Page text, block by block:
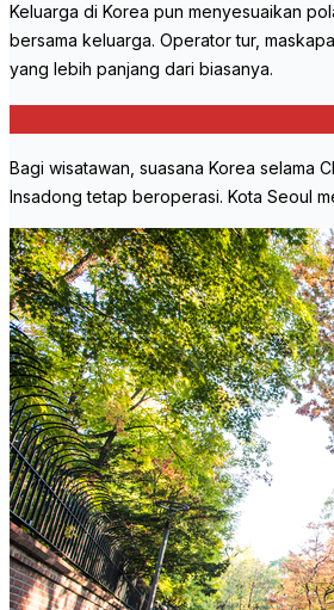
Keluarga di Korea pun menyesuaikan
bersama keluarga. Operator tur,
yang lebih panjang dari biasanya.
Bagi wisatawan, suasana Korea selama
Insadong tetap beroperasi. Kota Seoul